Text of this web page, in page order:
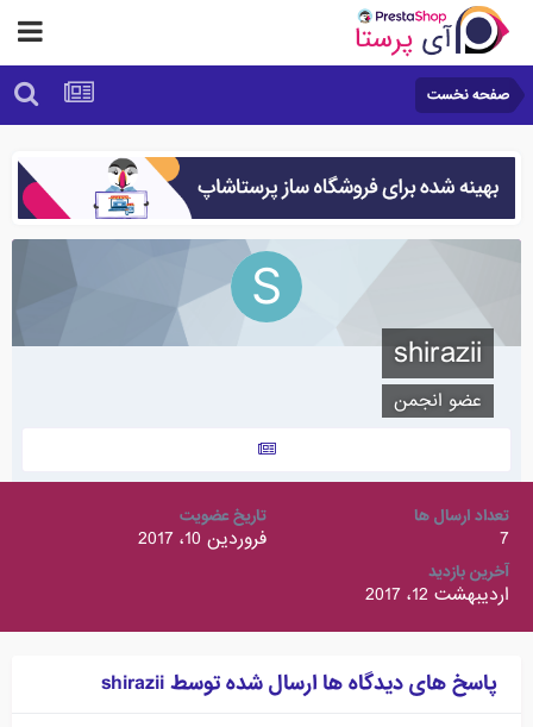
صفحه نخست
shirazii
عضو انجمن
تعداد ارسال ها
7
تاریخ عضویت
فروردین 10، 2017
آخرین بازدید
اردیبهشت 12، 2017
پاسخ های دیدگاه ها ارسال شده توسط shirazii